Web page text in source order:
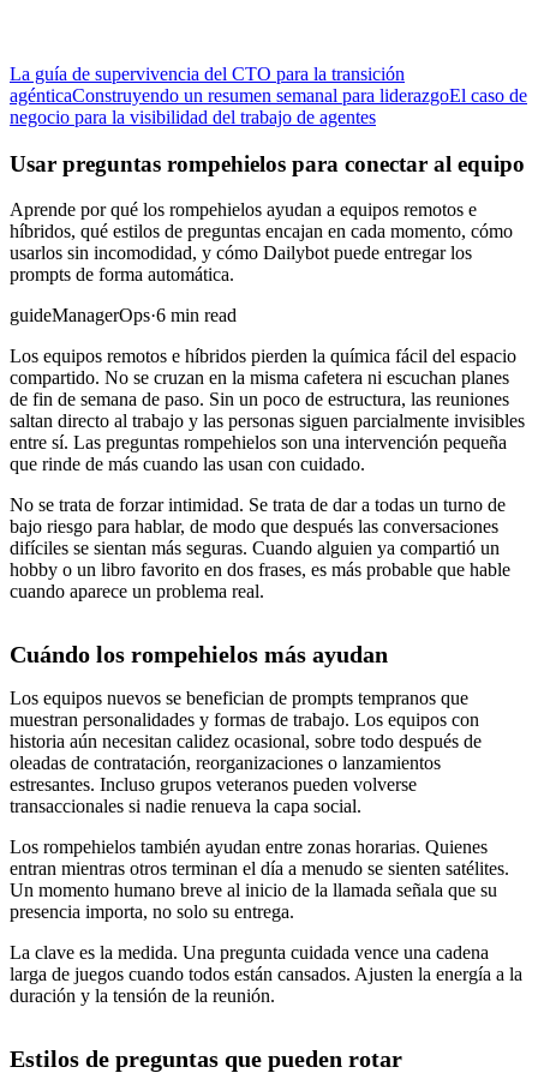
La guía de supervivencia del CTO para la transición
agénticaConstruyendo un resumen semanal para liderazgoEl caso de
negocio para la visibilidad del trabajo de agentes
Usar preguntas rompehielos para conectar al equipo
Aprende por qué los rompehielos ayudan a equipos remotos e
híbridos, qué estilos de preguntas encajan en cada momento, cómo
usarlos sin incomodidad, y cómo Dailybot puede entregar los
prompts de forma automática.
guideManagerOps·6 min read
Los equipos remotos e híbridos pierden la química fácil del espacio
compartido. No se cruzan en la misma cafetera ni escuchan planes
de fin de semana de paso. Sin un poco de estructura, las reuniones
saltan directo al trabajo y las personas siguen parcialmente invisibles
entre sí. Las preguntas rompehielos son una intervención pequeña
que rinde de más cuando las usan con cuidado.
No se trata de forzar intimidad. Se trata de dar a todas un turno de
bajo riesgo para hablar, de modo que después las conversaciones
difíciles se sientan más seguras. Cuando alguien ya compartió un
hobby o un libro favorito en dos frases, es más probable que hable
cuando aparece un problema real.
Cuándo los rompehielos más ayudan
Los equipos nuevos se benefician de prompts tempranos que
muestran personalidades y formas de trabajo. Los equipos con
historia aún necesitan calidez ocasional, sobre todo después de
oleadas de contratación, reorganizaciones o lanzamientos
estresantes. Incluso grupos veteranos pueden volverse
transaccionales si nadie renueva la capa social.
Los rompehielos también ayudan entre zonas horarias. Quienes
entran mientras otros terminan el día a menudo se sienten satélites.
Un momento humano breve al inicio de la llamada señala que su
presencia importa, no solo su entrega.
La clave es la medida. Una pregunta cuidada vence una cadena
larga de juegos cuando todos están cansados. Ajusten la energía a la
duración y la tensión de la reunión.
Estilos de preguntas que pueden rotar